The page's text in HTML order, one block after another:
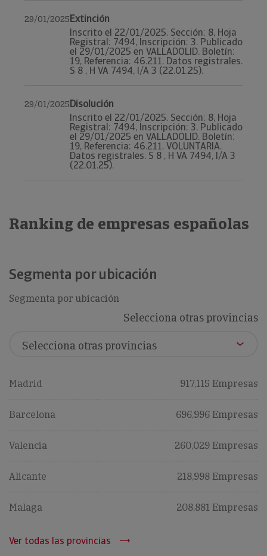
29/01/2025Extinción
Inscrito el 22/01/2025. Sección: 8, Hoja
Registral: 7494, Inscripción: 3. Publicado
el 29/01/2025 en VALLADOLID. Boletín:
19, Referencia: 46.211. Datos registrales.
S 8 , H VA 7494, I/A 3 (22.01.25).
29/01/2025Disolución
Inscrito el 22/01/2025. Sección: 8, Hoja
Registral: 7494, Inscripción: 3. Publicado
el 29/01/2025 en VALLADOLID. Boletín:
19, Referencia: 46.211. VOLUNTARIA.
Datos registrales. S 8 , H VA 7494, I/A 3
(22.01.25).
Ranking de empresas españolas
Segmenta por ubicación
Segmenta por ubicación
Selecciona otras provincias
Madrid 917,115 Empresas
Barcelona 696,996 Empresas
Valencia 260,029 Empresas
Alicante 218,998 Empresas
Malaga 208,881 Empresas
Ver todas las provincias